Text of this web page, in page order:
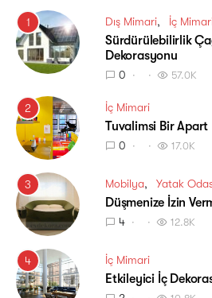
1 Dış Mimari İç
Sürdürülebilirlik
Dekorasyonu
0 57.0K
2 İç Mimari
Tuvalimsi Bir Apart
0 17.0K
3 Mobilya Yatak
Düşmenize İzin
4 12.8K
4 İç Mimari
Etkileyici İç